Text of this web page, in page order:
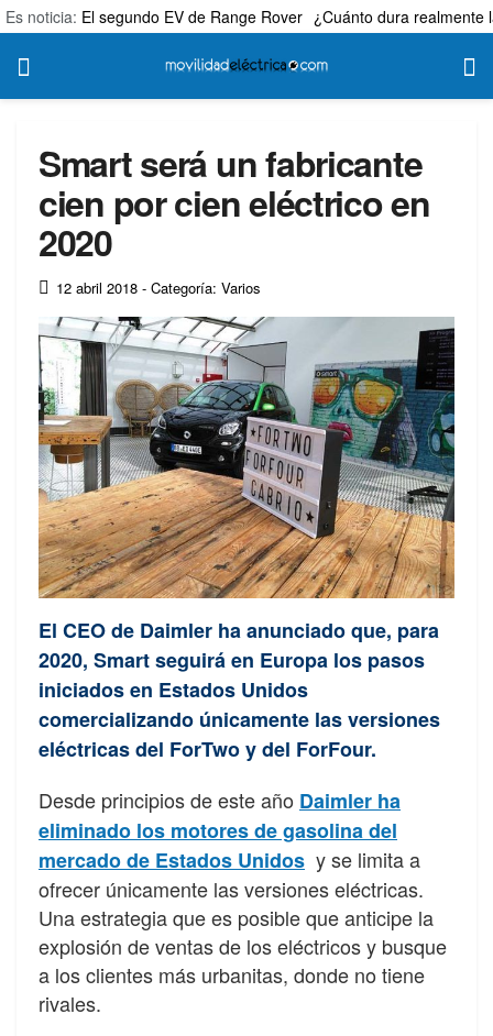
Es noticia: El segundo EV de Range Rover ¿Cuánto dura realmente
Smart será un fabricante
cien por cien eléctrico en
2020
12 abril 2018 - Categoría: Varios
El CEO de Daimler ha anunciado que, para
2020, Smart seguirá en Europa los pasos
iniciados en Estados Unidos
comercializando únicamente las versiones
eléctricas del ForTwo y del ForFour.
Desde principios de este año Daimler ha
eliminado los motores de gasolina del
mercado de Estados Unidos y se limita a
ofrecer únicamente las versiones eléctricas.
Una estrategia que es posible que anticipe la
explosión de ventas de los eléctricos y busque
a los clientes más urbanitas, donde no tiene
rivales.